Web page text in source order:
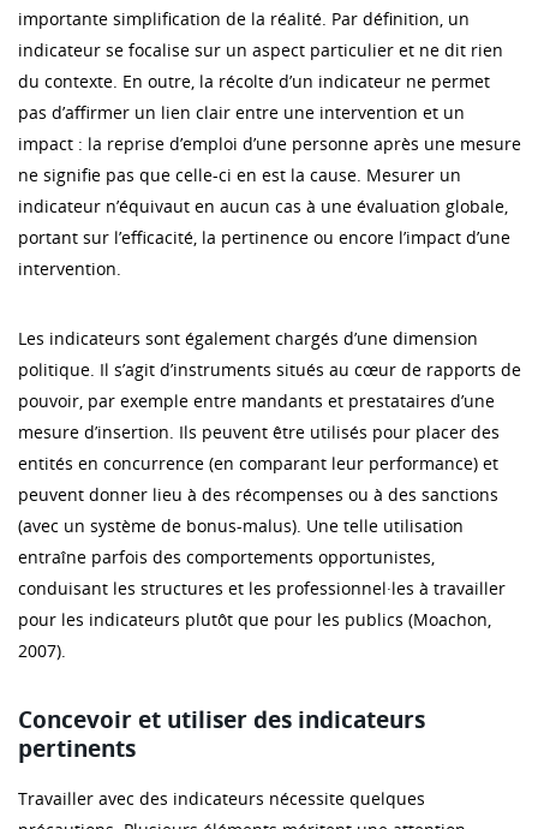
importante simplification de la réalité. Par définition, un
indicateur se focalise sur un aspect particulier et ne dit rien
du contexte. En outre, la récolte d’un indicateur ne permet
pas d’affirmer un lien clair entre une intervention et un
impact : la reprise d’emploi d’une personne après une mesure
ne signifie pas que celle-ci en est la cause. Mesurer un
indicateur n’équivaut en aucun cas à une évaluation globale,
portant sur l’efficacité, la pertinence ou encore l’impact d’une
intervention.
Les indicateurs sont également chargés d’une dimension
politique. Il s’agit d’instruments situés au cœur de rapports de
pouvoir, par exemple entre mandants et prestataires d’une
mesure d’insertion. Ils peuvent être utilisés pour placer des
entités en concurrence (en comparant leur performance) et
peuvent donner lieu à des récompenses ou à des sanctions
(avec un système de bonus-malus). Une telle utilisation
entraîne parfois des comportements opportunistes,
conduisant les structures et les professionnel·les à travailler
pour les indicateurs plutôt que pour les publics (Moachon,
2007).
Concevoir et utiliser des indicateurs
pertinents
Travailler avec des indicateurs nécessite quelques